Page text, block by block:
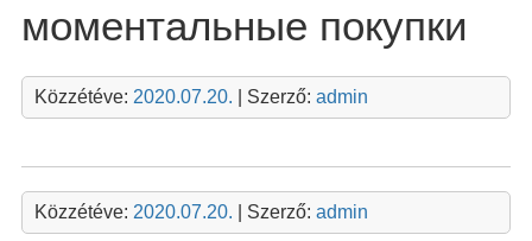
моментальные покупки
Közzétéve: 2020.07.20. | Szerző: admin
Közzétéve: 2020.07.20. | Szerző: admin